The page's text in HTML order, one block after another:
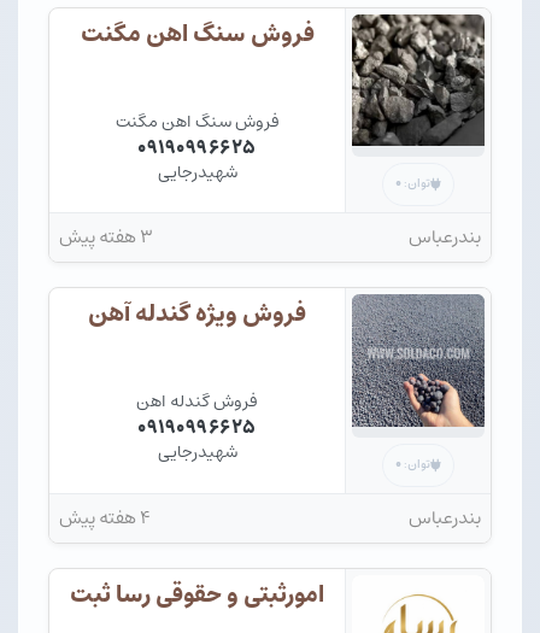
توان: ۰
فروش سنگ اهن مگنت
فروش سنگ اهن مگنت
۰۹۱۹۰۹۹۶۶۲۵
شهیدرجایی
بندرعباس ۳ هفته پیش
توان: ۰
فروش ویژه گندله آهن
فروش گندله اهن
۰۹۱۹۰۹۹۶۶۲۵
شهیدرجایی
بندرعباس ۴ هفته پیش
امورثبتی و حقوقی رسا ثبت